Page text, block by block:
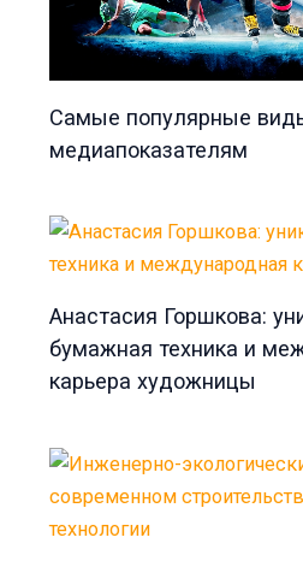
Самые популярные
медиапоказателям
Анастасия Горшкова:
бумажная техника и
карьера художницы